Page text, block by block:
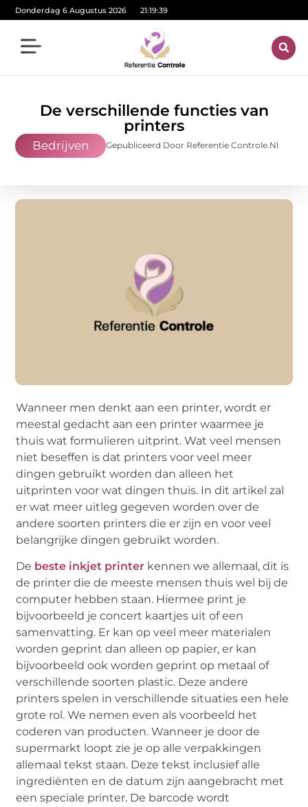
Donderdag 6 Augustus 2026 21:19:40
De verschillende functies van
printers
Bedrijven Gepubliceerd Door Referentie Controle.nl
Wanneer men denkt aan een printer, wordt er
meestal gedacht aan een printer waarmee je
thuis wat formulieren uitprint. Wat veel mensen
niet beseffen is dat printers voor veel meer
dingen gebruikt worden dan alleen het
uitprinten voor wat dingen thuis. In dit artikel zal
er wat meer uitleg gegeven worden over de
andere soorten printers die er zijn en voor veel
belangrijke dingen gebruikt worden.
De beste inkjet printer kennen we allemaal, dit is
de printer die de meeste mensen thuis wel bij de
computer hebben staan. Hiermee print je
bijvoorbeeld je concert kaartjes uit of een
samenvatting. Er kan op veel meer materialen
worden geprint dan alleen op papier, er kan
bijvoorbeeld ook worden geprint op metaal of
verschillende soorten plastic. Deze andere
printers spelen in verschillende situaties een hele
grote rol. We nemen even als voorbeeld het
coderen van producten. Wanneer je door de
supermarkt loopt zie je op alle verpakkingen
allemaal tekst staan. Deze tekst inclusief alle
ingrediënten en de datum zijn aangebracht met
een speciale printer. De barcode wordt